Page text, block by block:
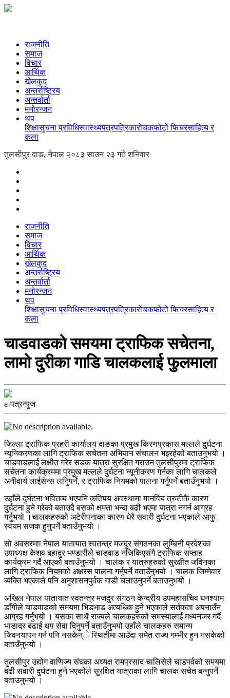
राजनीति
समाज
विचार
आर्थिक
खेलकुद
अन्तर्राष्ट्रिय
अन्तर्वार्ता
मनोरन्जन
थप
शिक्षासुचना प्रविधिस्वास्थ्यपत्रपत्रिकारोचकफोटो फिचरसाहित्य र
कला
तुलसीपुर दाङ, नेपाल २०८३ साउन २३ गते शनिवार
राजनीति
समाज
विचार
आर्थिक
खेलकुद
अन्तर्राष्ट्रिय
अन्तर्वार्ता
मनोरन्जन
थप
शिक्षासुचना प्रविधिस्वास्थ्यपत्रपत्रिकारोचकफोटो फिचरसाहित्य र
कला
चाडवाडको समयमा ट्राफिक सचेतना,
लामो दुरीका गाडि चालकलाई फुलमाला
e-पत्रन्युज
जिल्ला ट्राफिक प्रहरी कार्यालय दाङका प्रमुख किरणप्रकास मल्लले दुर्घटना
न्यूनिकरणका लागि ट्राफिक सचेतना अभियान संचालन भइरहेको बताउनुभयो ।
चाडवाडलाई लक्षीत गरेर सडक यात्रा सुरक्षित गराउन तुलसीपुरमा ट्राफिक
सचेतना कार्यक्रममा प्रमुख मल्लले दुर्घटना न्यूनीकरण गर्नका लागि चालकले
अनीवार्य लाईसेन्स लनिुपर्ने, र ट्राफिक नियमको पालना गर्नुपर्ने बताउँनुभयो ।
उहाँले दुर्घटना भवितव्य भएपनि कतिपय अवस्थामा मानविय त्रुटीकै कारण
दुर्घटना हुने गरेको बताउदै बसको क्षमता भन्दा बढी भएमा यात्रा नगर्न आग्रह
गर्नुभयो ।चालकहरुको अटेरीपनाका कारण धेरै सवारी दुर्घटना भएकाले आफु
स्वयम सजक हुनुपर्ने बताउँनुभयो ।
सो अवसरमाा नेपाल यातायात स्वतन्त्र मजदुर संगठनका लुम्बिनी प्रदेशका
उपाध्यक्ष केशव बहादुर भण्डारीले चाडवाड नजिकिएसंगै ट्राफिक सप्ताह
कार्यक्रम गर्दै आएको बताउँनुभयो । चालक र यात्रुहरुको सुरक्षीत जविनका
लागि ट्राफिक नियमको अक्षरस पालना गर्नुपर्ने बताउँनुभयो । चालक जिम्मेवार
ब्यक्ति भएकाले पनि अनुशासनपुर्वक गाडी चलाउनुपर्ने बताउनुभयो ।
अखिल नेपाल यातायात स्वतन्त्र मजदुर संगठन केन्द्रीय उपमहासचिव घनश्याम
डाँगीले चाडवाडको समयमा भिडभाड अत्यधिक हुने भएकाले सर्तकता अपनाउँन
आग्रह गर्नुभयो । यसका साथै राज्यले चालकहरुको समस्यालाई मध्यनजर गर्दै
भाडादर बढाई थप सेवा दिनुपर्ने बताउँनुभयो उहाँले चालकहरु समान्य
जिवनयापन गर्न पनि नसकेन्े स्थितीमा आउँदा समेत राज्य गम्भीर हुन नसकेको
बताउँनुभयो ।
तुलसीपुर उद्योग वाणिज्य संघका अध्यक्ष रामप्रसाद चालिसेले चाडपर्वको समयमा
बढी सवारी दुर्घटना हुने भएकोले सुरक्षित यात्राका लागि चालक सचेत बन्नुपर्ने
बताउनुभयो ।